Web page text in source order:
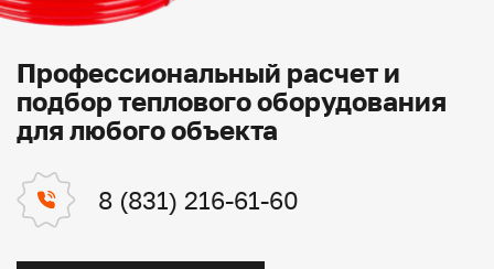
Профессиональный расчет и
подбор теплового оборудования
для любого объекта
8 (831) 216-61-60